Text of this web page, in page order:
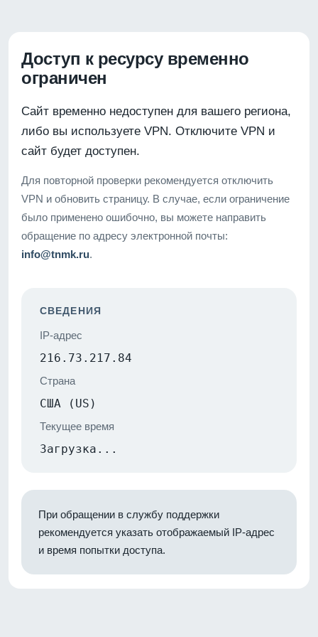
Доступ к ресурсу временно
ограничен
Сайт временно недоступен для вашего региона,
либо вы используете VPN. Отключите VPN и
сайт будет доступен.
Для повторной проверки рекомендуется отключить
VPN и обновить страницу. В случае, если ограничение
было применено ошибочно, вы можете направить
обращение по адресу электронной почты:
info@tnmk.ru.
СВЕДЕНИЯ
IP-адрес
216.73.217.84
Страна
США (US)
Текущее время
Загрузка...
При обращении в службу поддержки
рекомендуется указать отображаемый IP-адрес
и время попытки доступа.